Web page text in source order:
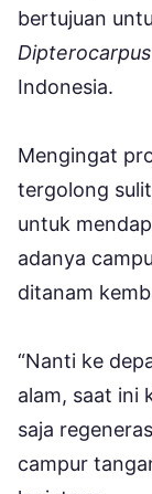
bertujuan
Indonesia.
Mengingat
tergolong
untuk
adanya
ditanam
“Nanti ke
alam, saat ini
saja
campur